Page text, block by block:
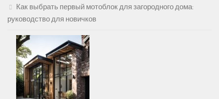
Как выбрать первый мотоблок для загородного дома:
руководство для новичков